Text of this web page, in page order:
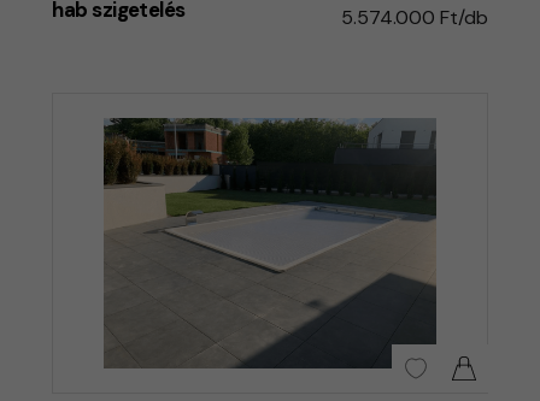
hab szigetelés
5.574.000 Ft/db